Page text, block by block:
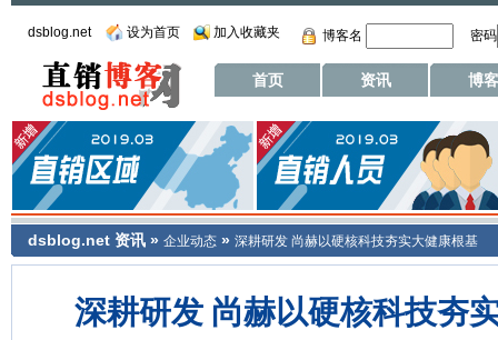
dsblog.net 设为首页 加入收藏夹 博客名 密码
首页 资讯 博客
dsblog.net 资讯 » 企业动态 » 深耕研发 尚赫以硬核科技夯实大健康根基
深耕研发 尚赫以硬核科技夯